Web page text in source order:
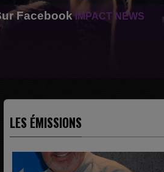
Facebook IMPACT NEWS
LES ÉMISSIONS